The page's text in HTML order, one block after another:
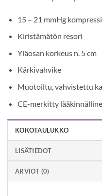
15 – 21 mmHg
Kiristämätön resori
Yläosan korkeus n. 5 cm
Kärkivahvike
Muotoiltu, vahvistettu
CE-merkitty
KOKOTAULUKKO
LISÄTIEDOT
ARVIOT (0)